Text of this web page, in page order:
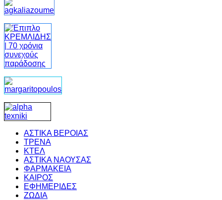
ΑΣΤΙΚΑ ΒΕΡΟΙΑΣ
ΤΡΕΝΑ
ΚΤΕΛ
ΑΣΤΙΚΑ ΝΑΟΥΣΑΣ
ΦΑΡΜΑΚΕΙΑ
ΚΑΙΡΟΣ
ΕΦΗΜΕΡΙΔΕΣ
ΖΩΔΙΑ